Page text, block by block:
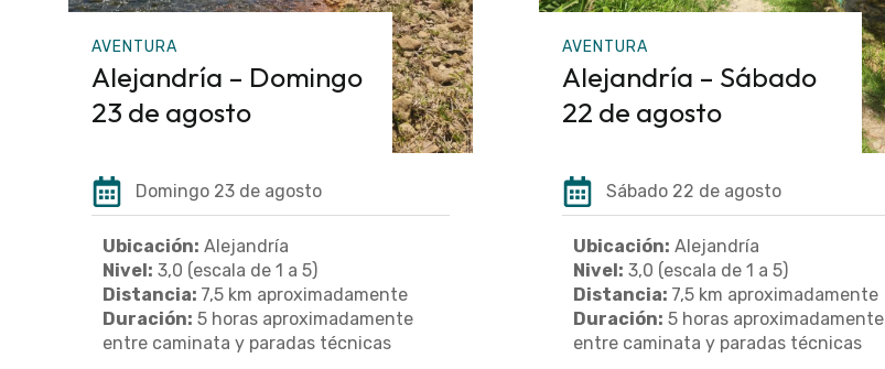
AVENTURA
Alejandría – Domingo
23 de agosto
Domingo 23 de agosto
Ubicación: Alejandría
Nivel: 3,0 (escala de 1 a 5)
Distancia: 7,5 km aproximadamente
Duración: 5 horas aproximadamente
entre caminata y paradas técnicas
AVENTURA
Alejandría – Sábado
22 de agosto
Sábado 22 de agosto
Ubicación: Alejandría
Nivel: 3,0 (escala de 1 a 5)
Distancia: 7,5 km aproximadamente
Duración: 5 horas aproximadamente
entre caminata y paradas técnicas